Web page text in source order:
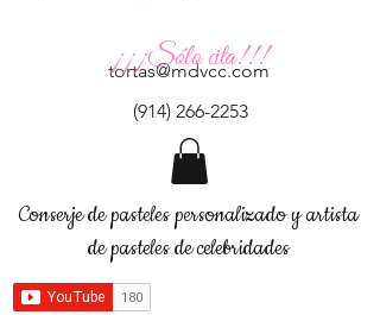
tortas@mdvcc.com
(914) 266-2253
Conserje de pasteles personalizado y artista
de pasteles de celebridades
¡¡¡Sólo cita!!!